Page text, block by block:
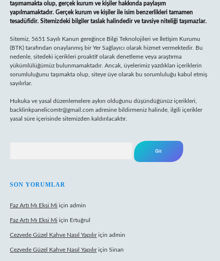
taşımamakta olup, gerçek kurum ve kişiler hakkında paylaşım
yapılmamaktadır. Gerçek kurum ve kişiler ile isim benzerlikleri tamamen
tesadüfidir. Sitemizdeki bilgiler taslak halindedir ve tavsiye niteliği taşımazlar.
Sitemiz, 5651 Sayılı Kanun gereğince Bilgi Teknolojileri ve İletişim Kurumu
(BTK) tarafından onaylanmış bir Yer Sağlayıcı olarak hizmet vermektedir. Bu
nedenle, sitedeki içerikleri proaktif olarak denetleme veya araştırma
yükümlülüğümüz bulunmamaktadır. Ancak, üyelerimiz yazdıkları içeriklerin
sorumluluğunu taşımakta olup, siteye üye olarak bu sorumluluğu kabul etmiş
sayılırlar.
Hukuka ve yasal düzenlemelere aykırı olduğunu düşündüğünüz içerikleri,
backlinkpanelicomtr@gmail.com adresine bildirmeniz halinde, ilgili içerikler
yasal süre içerisinde sitemizden kaldırılacaktır.
SON YORUMLAR
Faz Artı Mı Eksi Mi için admin
Faz Artı Mı Eksi Mi için Ertuğrul
Cezvede Güzel Kahve Nasıl Yapılıriçin admin
Cezvede Güzel Kahve Nasıl Yapılıriçin Sinan